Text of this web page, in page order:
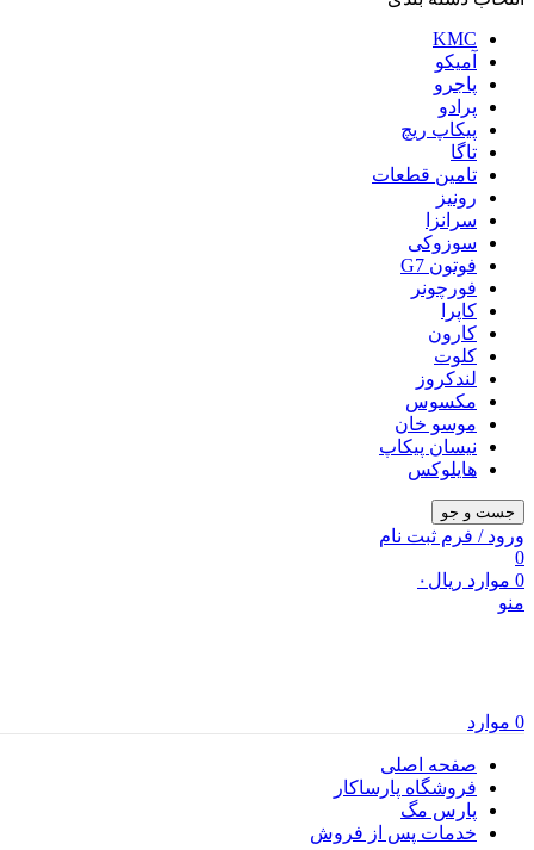
KMC
آمیکو
پاجرو
پرادو
پیکاپ ریچ
تاگا
تامین قطعات
رونیز
سرانزا
سوزوکی
فوتون G7
فورچونر
کاپرا
کارون
کلوت
لندکروز
مکسوس
موسو خان
نیسان پیکاپ
هایلوکس
جست و جو
ورود / فرم ثبت نام
0
0 موارد ریال ۰
منو
0 موارد
صفحه اصلی
فروشگاه پارساکار
پارس مگ
خدمات پس از فروش